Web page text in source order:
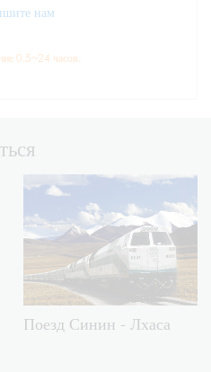
нам
0.5~24 часов.
Поезд Синин - Лхаса